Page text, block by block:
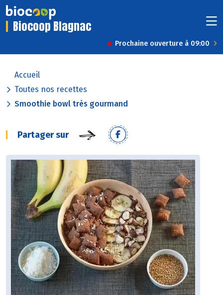
Biocoop Blagnac
Prochaine ouverture à 09:00
Accueil
Toutes nos recettes
Smoothie bowl très gourmand
Partager sur